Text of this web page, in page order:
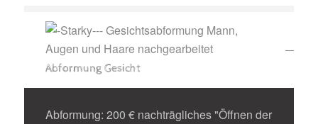
Abformung Gesicht
Abformung: 200 € nachträgliches "Öffnen der